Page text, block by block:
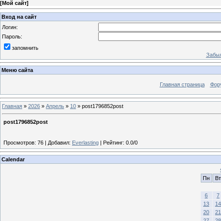
[Мой сайт]
Вход на сайт
Логин:
Пароль:
запомнить
Меню сайта
Главная страница
Главная » 2026 » Апрель » 10 » post1796852post
post1796852post
Просмотров: 76 | Добавил: Everlasting | Рейтинг: 0.0/0
Calendar
Пн
Вт
6
7
13
14
20
21